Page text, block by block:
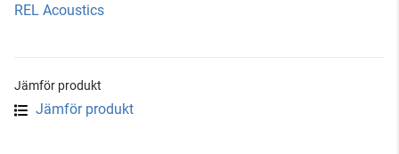
REL Acoustics
Jämför produkt
Jämför produkt